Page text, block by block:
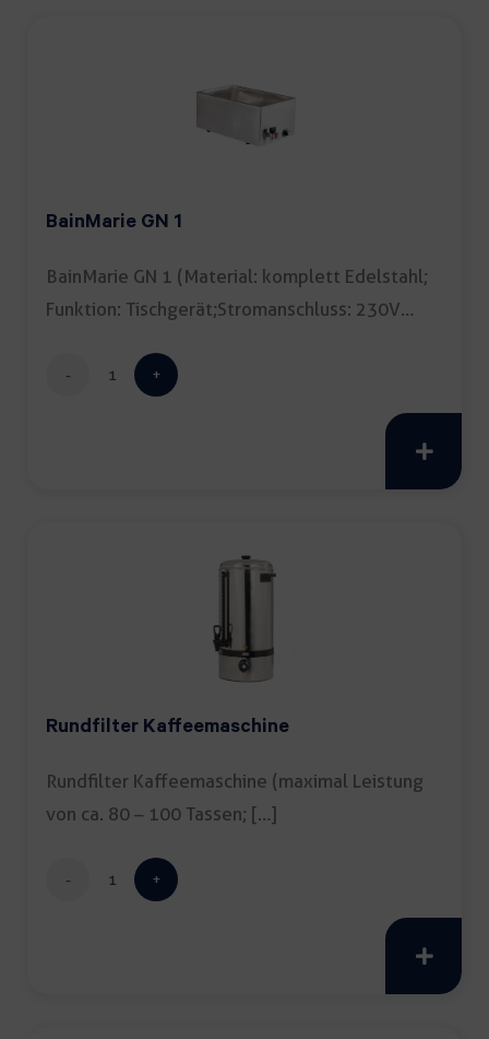
BainMarie GN 1
BainMarie GN 1 (Material: komplett Edelstahl;
Funktion: Tischgerät;Stromanschluss: 230V
BainMarie
Rundfilter Kaffeemaschine
Rundfilter Kaffeemaschine (maximal Leistung
von ca. 80 – 100 Tassen; […]
Rundfilter